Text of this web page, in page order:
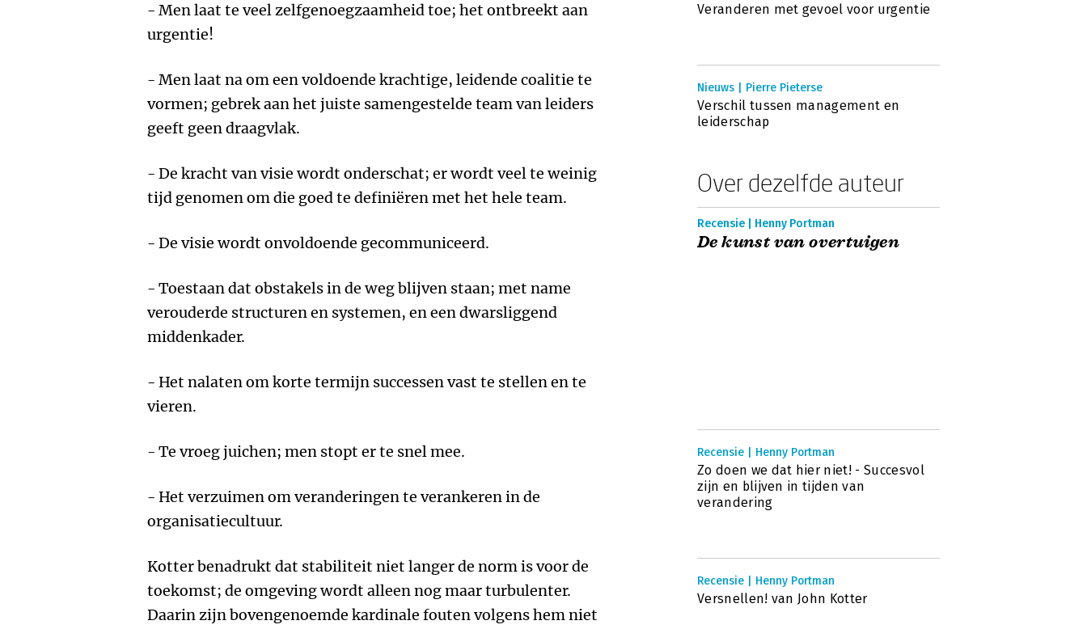
- Men laat te veel zelfgenoegzaamheid toe; het ontbreekt aan
urgentie!
- Men laat na om een voldoende krachtige, leidende coalitie te
vormen; gebrek aan het juiste samengestelde team van leiders
geeft geen draagvlak.
- De kracht van visie wordt onderschat; er wordt veel te weinig
tijd genomen om die goed te definiëren met het hele team.
- De visie wordt onvoldoende gecommuniceerd.
- Toestaan dat obstakels in de weg blijven staan; met name
verouderde structuren en systemen, en een dwarsliggend
middenkader.
- Het nalaten om korte termijn successen vast te stellen en te
vieren.
- Te vroeg juichen; men stopt er te snel mee.
- Het verzuimen om veranderingen te verankeren in de
organisatiecultuur.
Kotter benadrukt dat stabiliteit niet langer de norm is voor de
toekomst; de omgeving wordt alleen nog maar turbulenter.
Daarin zijn bovengenoemde kardinale fouten volgens hem niet
Veranderen met gevoel voor urgentie
Nieuws | Pierre Pieterse
Verschil tussen management en
leiderschap
Over dezelfde auteur
Recensie | Henny Portman
De kunst van overtuigen
Recensie | Henny Portman
Zo doen we dat hier niet! - Succesvol
zijn en blijven in tijden van
verandering
Recensie | Henny Portman
Versnellen! van John Kotter